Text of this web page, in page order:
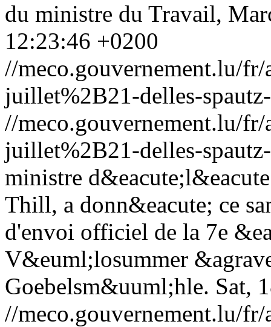
du ministre du Travail,
12:23:46 +0200
//meco.gouvernement.lu/
juillet%2B21-delles-
//meco.gouvernement.lu/
juillet%2B21-delles-
ministre
Thill, a donn&eacute; ce
d'envoi officiel de la 7e
V&euml;losummer
Goebelsm&uuml;hle. Sat,
//meco.gouvernement.lu/